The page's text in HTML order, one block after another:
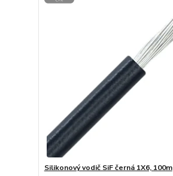
Silikonový vodič SiF černá 1X6, 100m